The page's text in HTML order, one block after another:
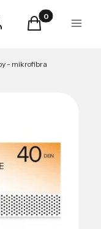
sięProdukty w
Koszyk Menu
- mikrofibra